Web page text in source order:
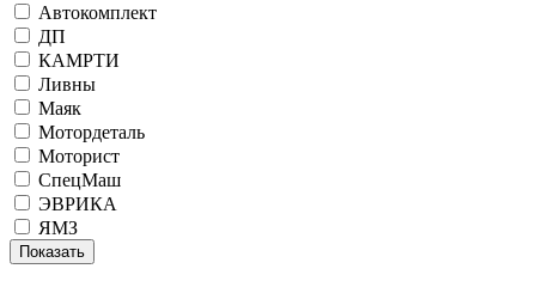
Автокомплект
ДП
КАМРТИ
Ливны
Маяк
Мотордеталь
Моторист
СпецМаш
ЭВРИКА
ЯМЗ